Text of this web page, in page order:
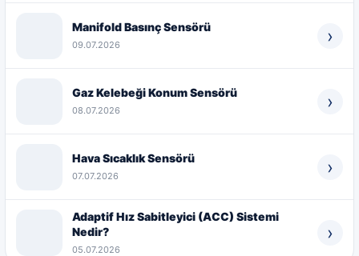
Manifold Basınç Sensörü
09.07.2026 ›
Gaz Kelebeği Konum Sensörü
08.07.2026 ›
Hava Sıcaklık Sensörü
07.07.2026 ›
Adaptif Hız Sabitleyici (ACC) Sistemi
Nedir?
05.07.2026
›